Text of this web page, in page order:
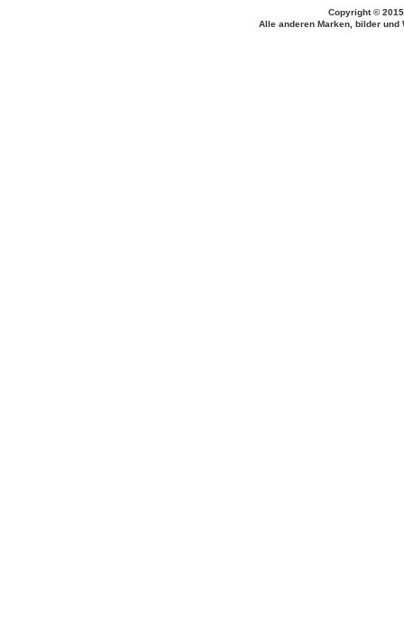
Copyright ©
Alle anderen Marken, bilder und